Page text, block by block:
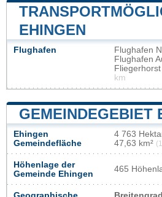
EHINGEN
Flughafen Flughafen
Flughafen
km
GEMEINDEGEBIET
Ehingen
Gemeindefläche
4 763
47,63 km²
Höhenlage der
Gemeinde Ehingen
465